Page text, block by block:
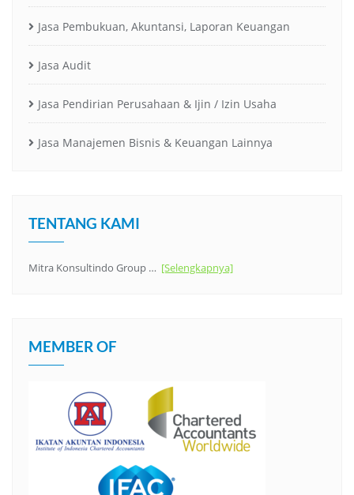
Jasa Pembukuan, Akuntansi, Laporan Keuangan
Jasa Audit
Jasa Pendirian Perusahaan & Ijin / Izin Usaha
Jasa Manajemen Bisnis & Keuangan Lainnya
TENTANG KAMI
Mitra Konsultindo Group … [Selengkapnya]
MEMBER OF